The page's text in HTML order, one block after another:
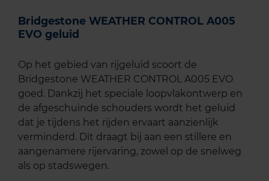
Bridgestone WEATHER CONTROL A005
EVO geluid
Op het gebied van rijgeluid scoort de
Bridgestone WEATHER CONTROL A005 EVO
goed. Dankzij het speciale loopvlakontwerp en
de afgeschuinde schouders wordt het geluid
dat je tijdens het rijden ervaart aanzienlijk
verminderd. Dit draagt bij aan een stillere en
aangenamere rijervaring, zowel op de snelweg
als op stadswegen.